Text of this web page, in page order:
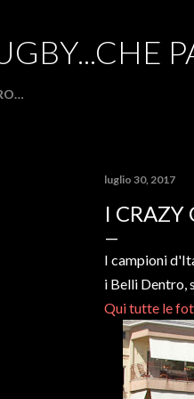
luglio 30, 2017
I
I campioni
i Belli Dentro,
Qui tutte le